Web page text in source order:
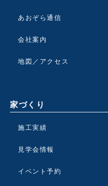
あおぞら通信
会社案内
地図／アクセス
家づくり
施工実績
見学会情報
イベント予約